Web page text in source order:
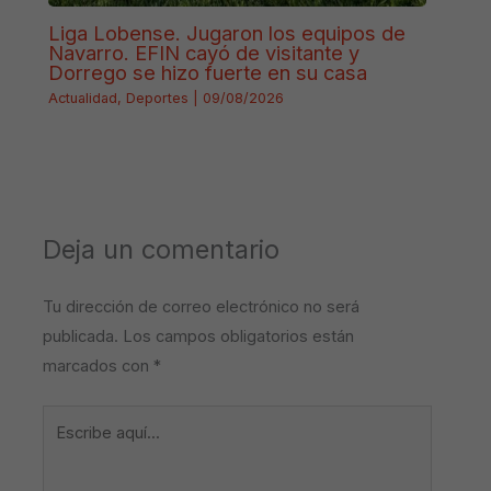
Liga Lobense. Jugaron los equipos de
Navarro. EFIN cayó de visitante y
Dorrego se hizo fuerte en su casa
Actualidad, Deportes 09/08/2026
Deja un comentario
Tu dirección de correo electrónico no será
publicada. Los campos obligatorios están
marcados con *